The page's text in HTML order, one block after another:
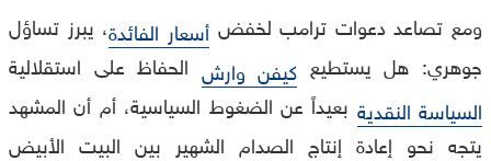
ومع تصاعد دعوات ترامب لخفضأسعار الفائدة، يبرز تساؤل
جوهري: هل يستطيع كيفن وارش الحفاظ على استقلالية
السياسة النقدية بعيداً عن الضغوط السياسية، أم أن المشهد
يتجه نحو إعادة إنتاج الصدام الشهير بين البيت الأبيض